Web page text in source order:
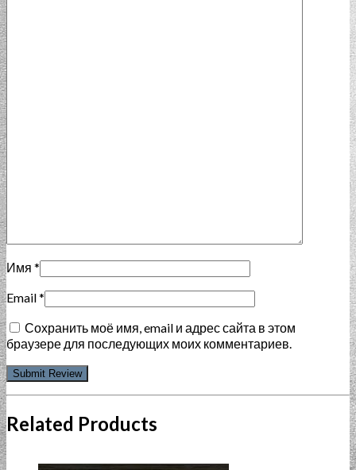
Имя *
Email*
Сохранить моё имя, email и адрес сайта в этом
браузере для последующих моих комментариев.
Related Products